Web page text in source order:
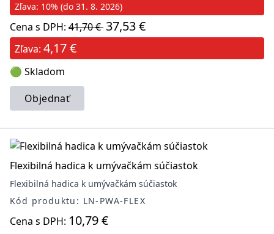
Zľava: 10% (do 31. 8. 2026)
Cena s DPH: 41,70 €37,53 €
Zľava: 4,17 €
🟢 Skladom
Objednať
Flexibilná hadica k umývačkám súčiastok
Flexibilná hadica k umývačkám súčiastok
Kód produktu: LN-PWA-FLEX
Cena s DPH: 10,79 €